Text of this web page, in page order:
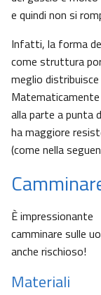
e quindi non si
Infatti, la forma
come struttura
meglio distribuisce
alla parte a punta
ha maggiore
(come nella
È impressionante
camminare sulle
anche rischioso!
Materiali